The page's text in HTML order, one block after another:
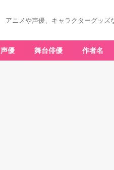
アニメや声優、キャラクターグッズ
声優 舞台俳優 作者名